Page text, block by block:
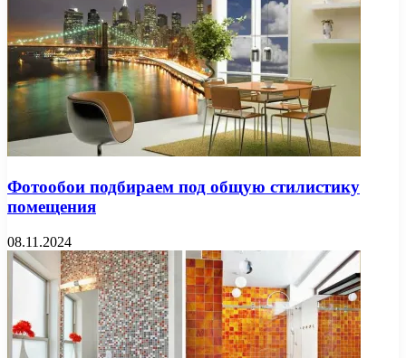
Фотообои подбираем под общую стилистику
помещения
08.11.2024